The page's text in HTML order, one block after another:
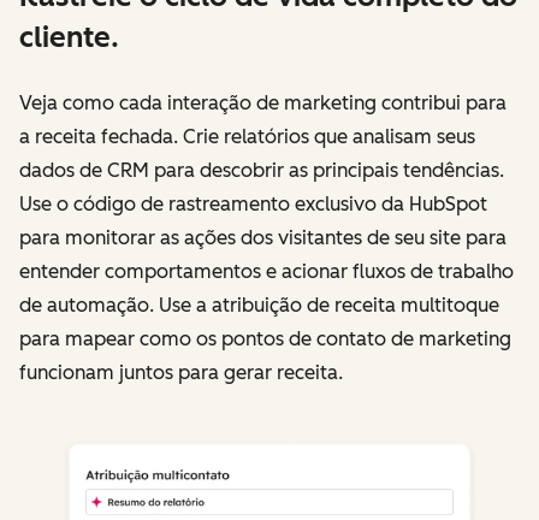
cliente.
Veja como cada interação de marketing contribui para
a receita fechada. Crie relatórios que analisam seus
dados de CRM para descobrir as principais tendências.
Use o código de rastreamento exclusivo da HubSpot
para monitorar as ações dos visitantes de seu site para
entender comportamentos e acionar fluxos de trabalho
de automação. Use a atribuição de receita multitoque
para mapear como os pontos de contato de marketing
funcionam juntos para gerar receita.